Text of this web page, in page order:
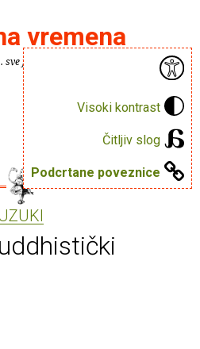
Visoki kontrast
Čitljiv slog
Podcrtane poveznice
vremena
sve je puno knjiga.